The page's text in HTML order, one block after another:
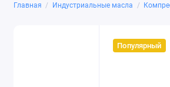
Главная Индустриальные масла
Популярный